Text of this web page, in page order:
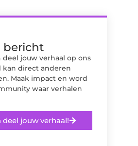
bericht
deel jouw verhaal op ons
kan direct anderen
Maak impact en word
waar verhalen
jouw verhaal!